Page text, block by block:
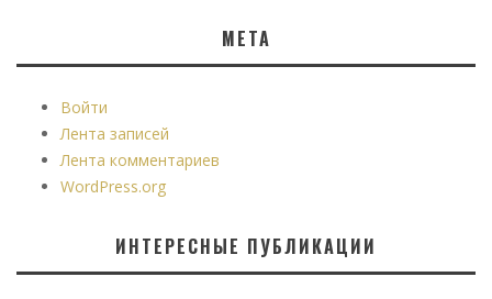
МЕТА
Войти
Лента записей
Лента комментариев
WordPress.org
ИНТЕРЕСНЫЕ ПУБЛИКАЦИИ